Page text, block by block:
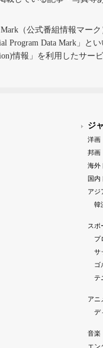
（公式番組情報マーク
Program Data Mark」と
情報」を利用したサー
ジ
洋画
邦画
海外
国内
アジ
韓
スポ
プ
サ
ゴ
テ
アニ
デ
音楽
エン